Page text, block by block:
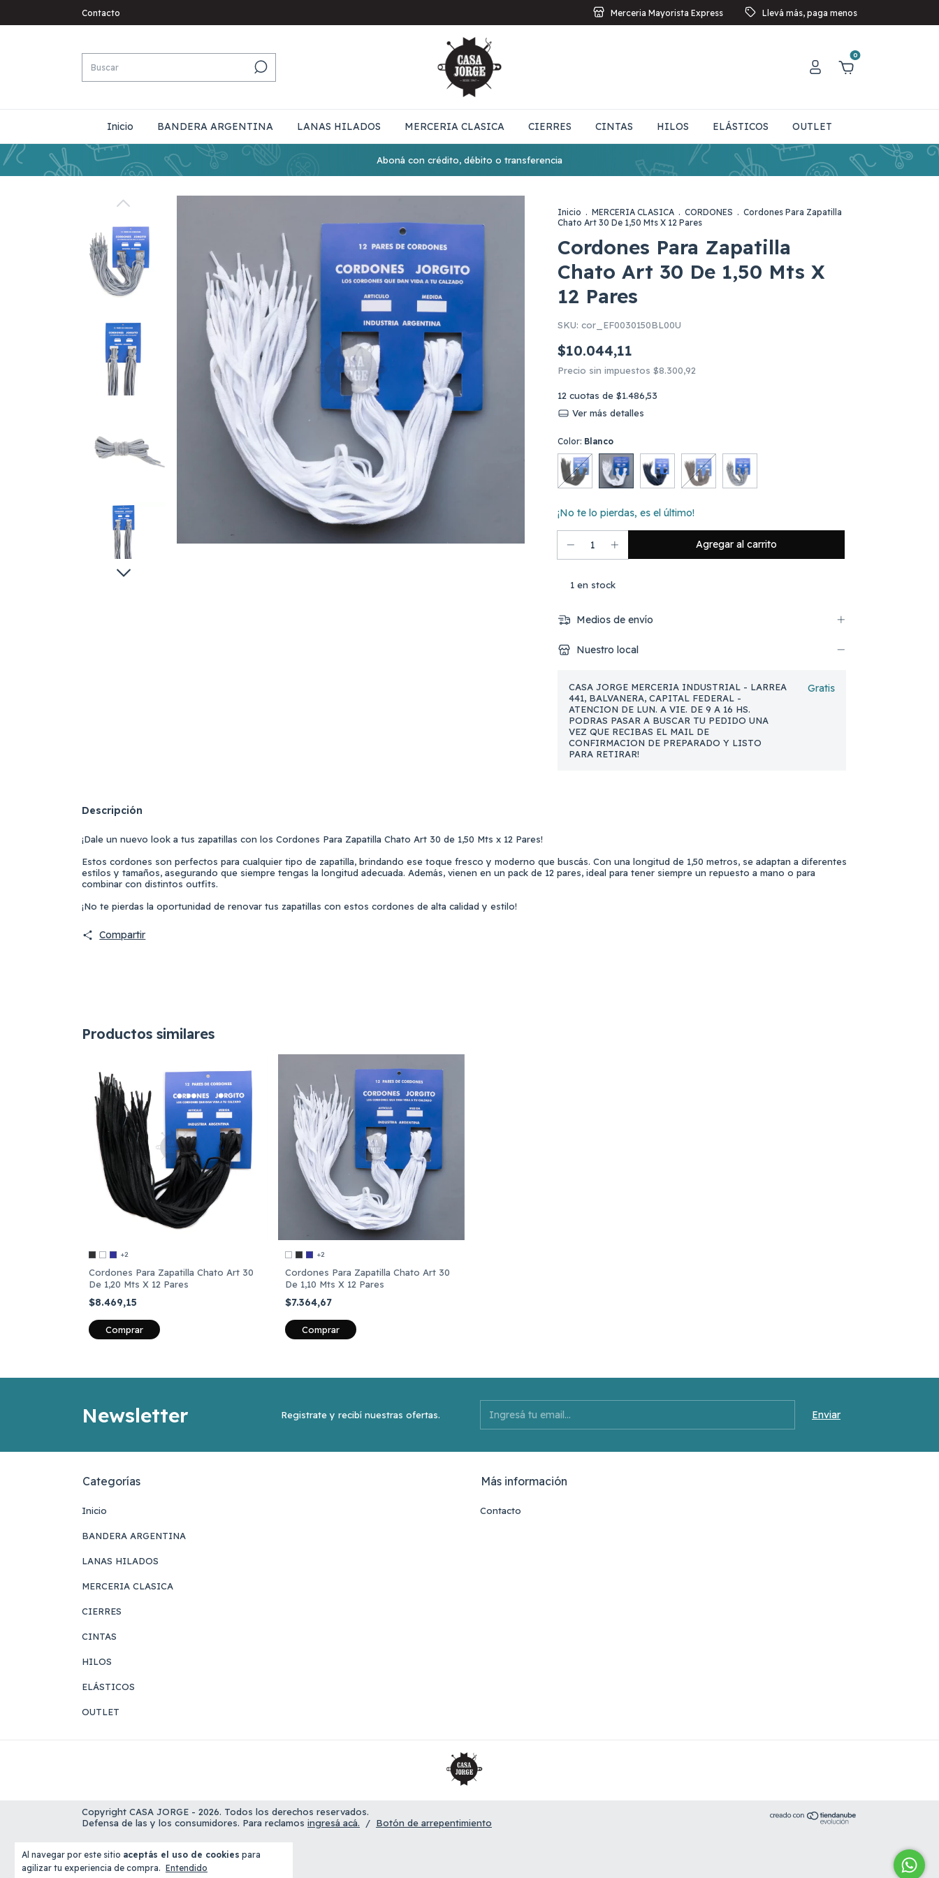
Contacto Merceria Mayorista Express Llevá más, paga menos
0
Inicio BANDERA ARGENTINA LANAS HILADOS MERCERIA CLASICA CIERRES CINTAS HILOS ELÁSTICOS OUTLET
Aboná con crédito, débito o transferencia
Al navegar por este sitio aceptás el uso de cookies para
agilizar tu experiencia de compra. Entendido
Inicio . MERCERIA CLASICA . CORDONES . Cordones Para Zapatilla
Chato Art 30 De 1,50 Mts X 12 Pares
Cordones Para Zapatilla
Chato Art 30 De 1,50 Mts X
12 Pares
SKU: cor_EF0030150BL00U
$10.044,11
Precio sin impuestos $8.300,92
12 cuotas de $1.486,53
Ver más detalles
Color: Blanco
¡No te lo pierdas, es el último!
1 en stock
Medios de envío
Nuestro local
CASA JORGE MERCERIA INDUSTRIAL - LARREA
441, BALVANERA, CAPITAL FEDERAL -
ATENCION DE LUN. A VIE. DE 9 A 16 HS.
PODRAS PASAR A BUSCAR TU PEDIDO UNA
VEZ QUE RECIBAS EL MAIL DE
CONFIRMACION DE PREPARADO Y LISTO
PARA RETIRAR!
Gratis
Descripción
¡Dale un nuevo look a tus zapatillas con los Cordones Para Zapatilla Chato Art 30 de 1,50 Mts x 12 Pares!
Estos cordones son perfectos para cualquier tipo de zapatilla, brindando ese toque fresco y moderno que buscás. Con una longitud de 1,50 metros, se adaptan a diferentes
estilos y tamaños, asegurando que siempre tengas la longitud adecuada. Además, vienen en un pack de 12 pares, ideal para tener siempre un repuesto a mano o para
combinar con distintos outfits.
¡No te pierdas la oportunidad de renovar tus zapatillas con estos cordones de alta calidad y estilo!
Compartir
Productos similares
+2
Cordones Para Zapatilla Chato Art 30
De 1,20 Mts X 12 Pares
$8.469,15
Comprar
+2
Cordones Para Zapatilla Chato Art 30
De 1,10 Mts X 12 Pares
$7.364,67
Comprar
Newsletter Registrate y recibí nuestras ofertas.
Categorías
Inicio
BANDERA ARGENTINA
LANAS HILADOS
MERCERIA CLASICA
CIERRES
CINTAS
HILOS
ELÁSTICOS
OUTLET
Más información
Contacto
Copyright CASA JORGE - 2026. Todos los derechos reservados.
Defensa de las y los consumidores. Para reclamos ingresá acá. / Botón de arrepentimiento